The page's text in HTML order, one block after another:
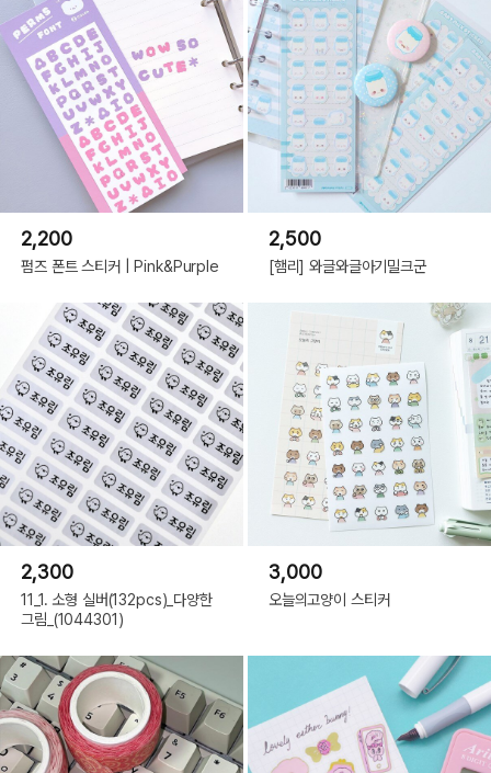
2,200
펌즈 폰트 스티커 | Pink&Purple
2,500
[햄리] 와글와글아기밀크군
2,300
11_1. 소형 실버(132pcs)_다양한
그림_(1044301)
3,000
오늘의고양이 스티커